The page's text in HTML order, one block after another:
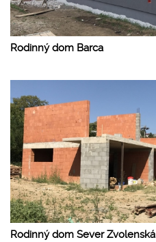
Rodinný dom Barca
Rodinný dom Sever Zvolenská